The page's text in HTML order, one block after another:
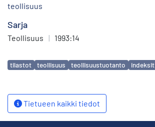
teollisuus
Sarja
Teollisuus | 1993:14
Avainsanat
tilastot teollisuus teollisuustuotanto indeksit
Tietueen kaikki tiedot